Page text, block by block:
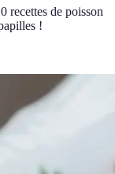
recettes de poisson
!